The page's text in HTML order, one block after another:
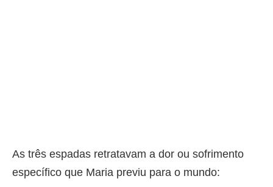
As três espadas retratavam a dor ou sofrimento
específico que Maria previu para o mundo: